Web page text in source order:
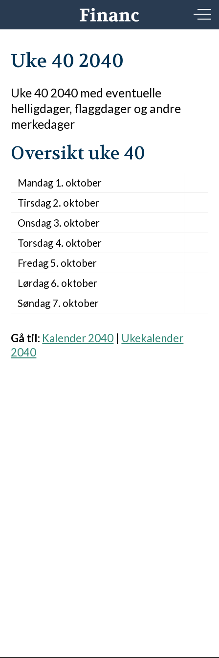
Uke 40 2040
Uke 40 2040 med eventuelle
helligdager, flaggdager og andre
merkedager
Oversikt uke 40
Mandag 1. oktober
Tirsdag 2. oktober
Onsdag 3. oktober
Torsdag 4. oktober
Fredag 5. oktober
Lørdag 6. oktober
Søndag 7. oktober
Gå til: Kalender 2040
Ukekalender
2040